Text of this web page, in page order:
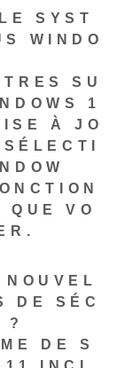
SYST
WINDO
SU
1
À JO
VO
DE SÉC
?
DE S